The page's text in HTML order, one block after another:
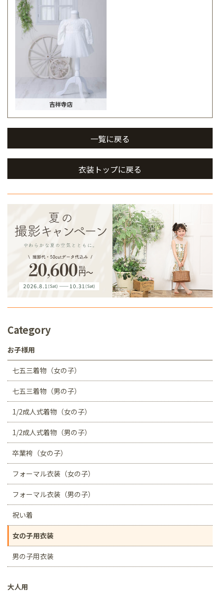
吉祥寺店
一覧に戻る
衣装トップに戻る
Category
お子様用
七五三着物（女の子）
七五三着物（男の子）
1/2成人式着物（女の子）
1/2成人式着物（男の子）
卒業袴（女の子）
フォーマル衣装（女の子）
フォーマル衣装（男の子）
祝い着
女の子用衣装
男の子用衣装
大人用